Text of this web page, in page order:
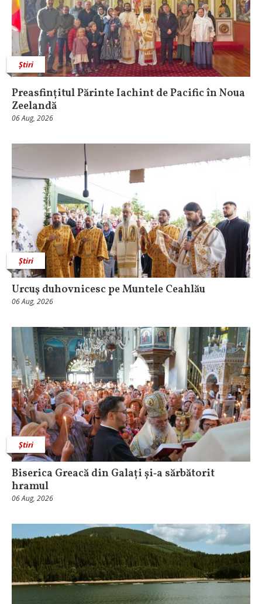
Știri
Preasfințitul Părinte Iachint de Pacific în Noua
Zeelandă
06 Aug, 2026
Știri
Urcuş duhovnicesc pe Muntele Ceahlău
06 Aug, 2026
Știri
Biserica Greacă din Galați și‑a sărbătorit
hramul
06 Aug, 2026